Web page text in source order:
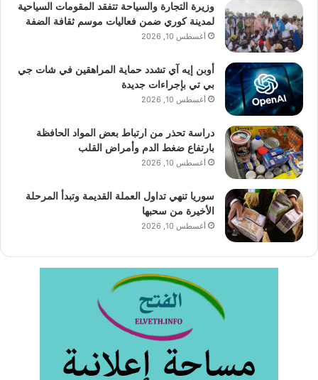
وزيرة التجارة والسياحة تتفقد المقومات السياحية
لمدينة كوري ضمن فعاليات موسم ثقافة الضفة
أغسطس 10, 2026
أوبن إيه آي تشدد حماية المراهقين في شات جي
بي تي بإجراءات جديدة
أغسطس 10, 2026
دراسة تحذر من ارتباط بعض المواد الحافظة
بارتفاع ضغط الدم وأمراض القلب
أغسطس 10, 2026
سوريا تنهي تداول العملة القديمة وتبدأ المرحلة
الأخيرة من سحبها
أغسطس 10, 2026